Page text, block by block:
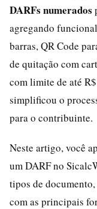
DARFs numerados
agregando
barras, QR Code
de quitação com
com limite de até
simplificou o
para o contribuinte.
Neste artigo, você
um DARF no
tipos de
com as principais